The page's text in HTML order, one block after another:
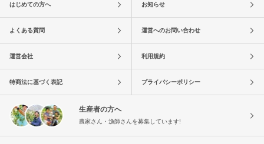
はじめての方へ お知らせ
よくある質問 運営へのお問い合わせ
運営会社 利用規約
特商法に基づく表記 プライバシーポリシー
生産者の方へ
農家さん・漁師さんを募集しています!